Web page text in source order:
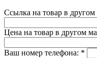
Ссылка на товар в другом
Цена на товар в другом
Ваш номер телефона: *